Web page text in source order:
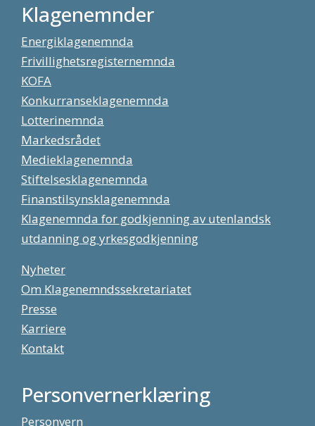
Klagenemnder
Energiklagenemnda
Frivillighetsregisternemnda
KOFA
Konkurranseklagenemnda
Lotterinemnda
Markedsrådet
Medieklagenemnda
Stiftelsesklagenemnda
Finanstilsynsklagenemnda
Klagenemnda for godkjenning av utenlandsk
utdanning og yrkesgodkjenning
Nyheter
Om Klagenemndssekretariatet
Presse
Karriere
Kontakt
Personvernerklæring
Personvern